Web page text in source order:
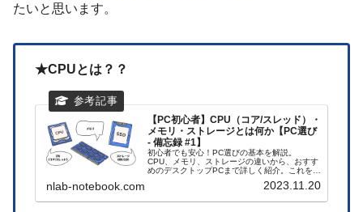
たいと思います。
★CPUとは？？
【PC初心者】CPU（コア/スレッド）・
メモリ・ストレージとは何か【PC選び
- 備忘録 #1】
初心者でも安心！PC選びの基本を解説。
CPU、メモリ、ストレージの違いから、おすす
めのデスクトップPCまで詳しく紹介。これを読
て、あなたにピッタリのPCを見つけよう！
nlab-notebook.com 2023.11.20